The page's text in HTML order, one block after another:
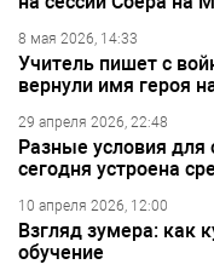
8 мая 2026, 14:33
Учитель пишет с
вернули имя героя
29 апреля 2026, 22:48
Разные условия для
сегодня устроена
10 апреля 2026, 12:00
Взгляд зумера: как
обучение